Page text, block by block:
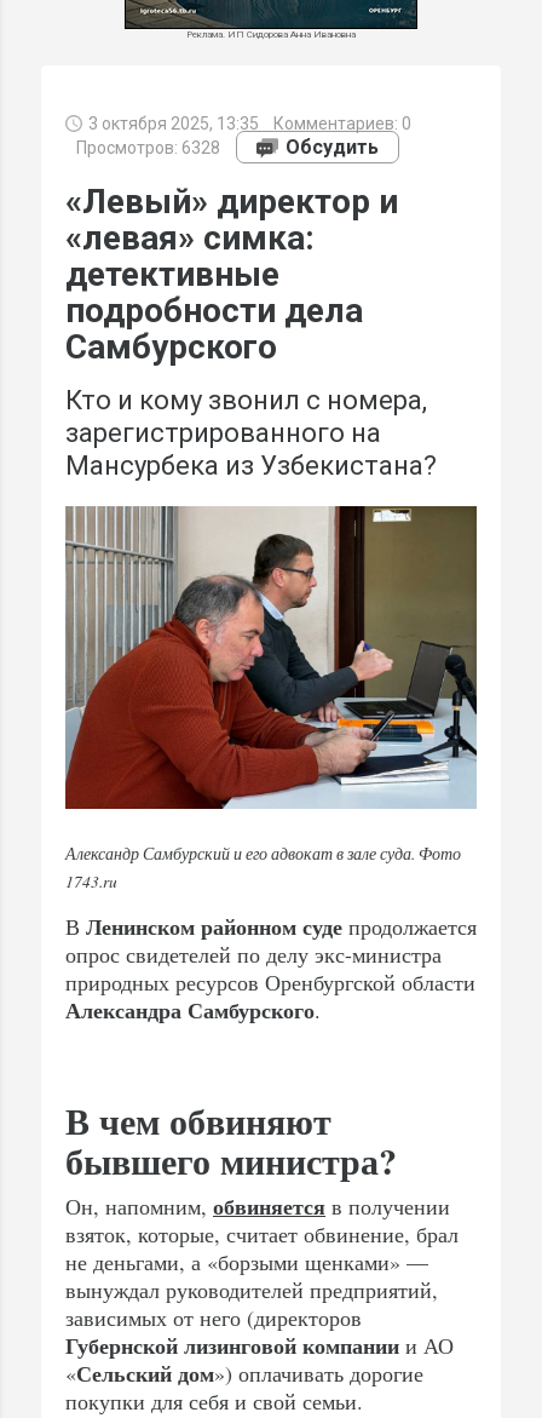
Реклама. ИП Сидорова Анна Ивановна
3 октября 2025, 13:35 Комментариев: 0
Просмотров: 6328
Обсудить
«Левый» директор и
«левая» симка:
детективные
подробности дела
Самбурского
Кто и кому звонил с номера,
зарегистрированного на
Мансурбека из Узбекистана?
Александр Самбурский и его адвокат в зале суда. Фото
1743.ru
В Ленинском районном суде продолжается
опрос свидетелей по делу экс-министра
природных ресурсов Оренбургской области
Александра Самбурского.
В чем обвиняют
бывшего министра?
Он, напомним, обвиняется в получении
взяток, которые, считает обвинение, брал
не деньгами, а «борзыми щенками» —
вынуждал руководителей предприятий,
зависимых от него (директоров
Губернской лизинговой компании и АО
«Сельский дом») оплачивать дорогие
покупки для себя и свой семьи.